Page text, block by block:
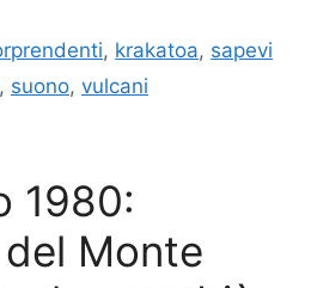
, krakatoa, sapevi
, suono, vulcani
1980:
del Monte